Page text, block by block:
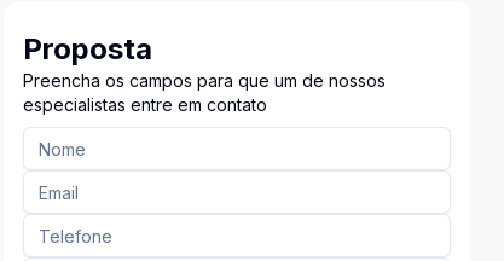
Proposta
Preencha os campos para que um de nossos
especialistas entre em contato